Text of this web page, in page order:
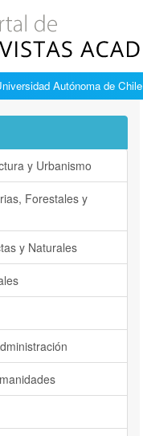
Autónoma de Chile
y Urbanismo
Forestales y
y Naturales